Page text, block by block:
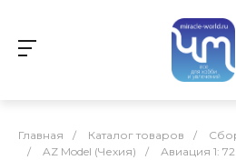
Главная / Каталог товаров /
/
AZ Model (Чехия) / Авиация 1: 72